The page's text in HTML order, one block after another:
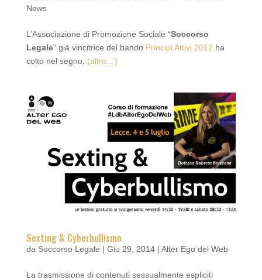
News
L’Associazione di Promozione Sociale “Soccorso
Legale” già vincitrice del bando Principi Attivi 2012 ha
colto nel segno. (altro…)
Sexting & Cyberbullismo
da Soccorso Legale | Giu 29, 2014| Alter Ego del Web
La trasmissione di contenuti sessualmente espliciti